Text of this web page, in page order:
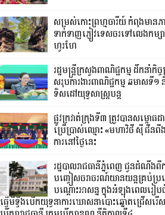
សម្រស់កោះព្រហ្មចារីយ៍ កំពុងមានភ
ទាក់ទាញភ្ញៀវទេសចរទៅលេងកម្សា
ហូរហែ
រដ្ឋមន្ត្រីក្រសួងពាណិជ្ជកម្ម ដឹកនាំកិ
សរុបការងារពាណិជ្ជកម្ម ឆមាសទី១
ទិសដៅយុទ្ធសាស្រ្តបន្ត
ផ្លូវក្រវាត់ក្រុងទី៣ ត្រូវបានសម្ពោធដ
ប្រើប្រាស់ឈ្មោះ «មហាវិថី ស៊ី ជីនពីង
ការនៅថ្ងៃនេះ
រដ្ឋបាលរាជធានីភ្នំពេញ ជូនដំណឹងពី
បញ្ចៀសចរាចរណ៍យានយន្តគ្រប់ប្រ
បណ្តោះអាសន្ន ក្នុងអំឡុងពេលរៀប
ធ្វើមីទ្ទីងបើកយុទ្ធនាការឃោសនាបោះឆ្នោតជ្រើសរើ